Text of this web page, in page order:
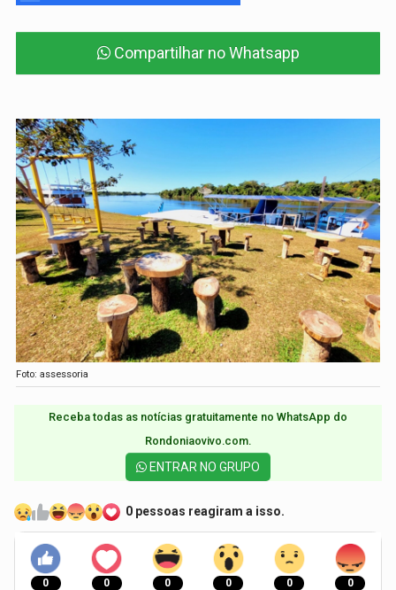
Compartilhar no Whatsapp
Foto: assessoria
Receba todas as notícias gratuitamente no WhatsApp do
Rondoniaovivo.com.​
ENTRAR NO GRUPO
0 pessoas reagiram a isso.
0 0 0 0 0 0